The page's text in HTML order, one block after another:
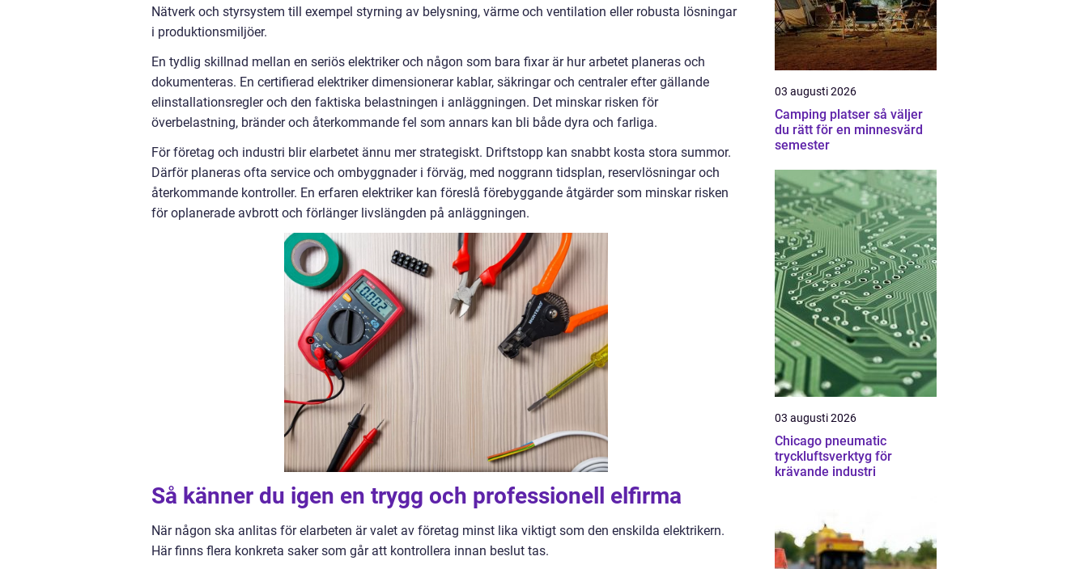
Nätverk och styrsystem till exempel styrning av belysning, värme och ventilation eller robusta lösningar
i produktionsmiljöer.
En tydlig skillnad mellan en seriös elektriker och någon som bara fixar är hur arbetet planeras och
dokumenteras. En certifierad elektriker dimensionerar kablar, säkringar och centraler efter gällande
elinstallationsregler och den faktiska belastningen i anläggningen. Det minskar risken för
överbelastning, bränder och återkommande fel som annars kan bli både dyra och farliga.
För företag och industri blir elarbetet ännu mer strategiskt. Driftstopp kan snabbt kosta stora summor.
Därför planeras ofta service och ombyggnader i förväg, med noggrann tidsplan, reservlösningar och
återkommande kontroller. En erfaren elektriker kan föreslå förebyggande åtgärder som minskar risken
för oplanerade avbrott och förlänger livslängden på anläggningen.
Så känner du igen en trygg och professionell elfirma
När någon ska anlitas för elarbeten är valet av företag minst lika viktigt som den enskilda elektrikern.
Här finns flera konkreta saker som går att kontrollera innan beslut tas.
03 augusti 2026
Camping platser så väljer
du rätt för en minnesvärd
semester
03 augusti 2026
Chicago pneumatic
tryckluftsverktyg för
krävande industri